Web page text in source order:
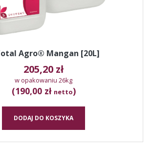
Agro® Mangan [20L]
205,20 zł
w opakowaniu 26kg
(190,00 zł netto)
DODAJ DO KOSZYKA